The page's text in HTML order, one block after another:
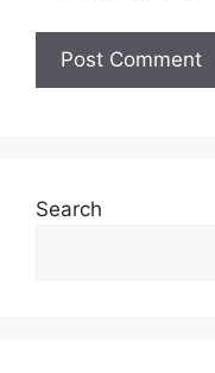
Search